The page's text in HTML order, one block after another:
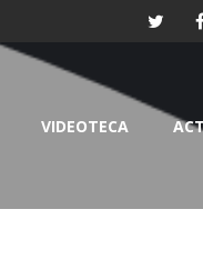
VIDEOTECA